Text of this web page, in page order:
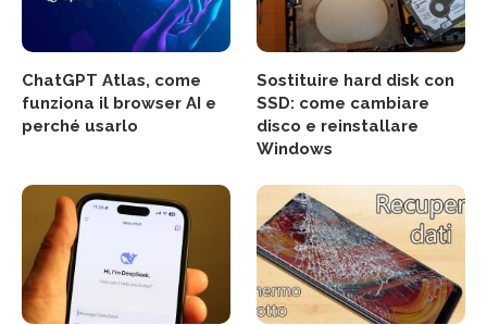
ChatGPT Atlas, come
funziona il browser AI e
perché usarlo
Sostituire hard disk con
SSD: come cambiare
disco e reinstallare
Windows